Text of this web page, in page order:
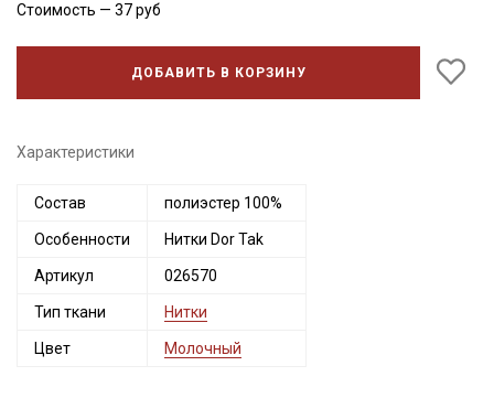
Стоимость — 37руб
ДОБАВИТЬ В КОРЗИНУ
Характеристики
Состав полиэстер 100%
Особенности Нитки Dor Tak
Артикул 026570
Тип ткани Нитки
Цвет Молочный
Секретная рассылка от Купава
Мы публикуем здесь дополнительные
промокоды и скидки до 30% на узкие
Электронная почта